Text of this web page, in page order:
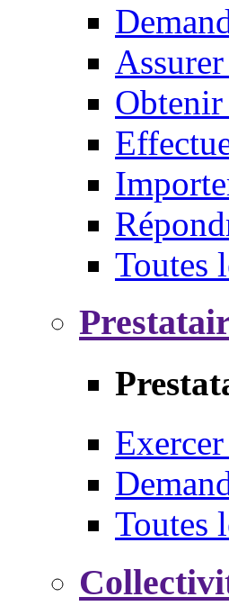
Toutes
Toutes